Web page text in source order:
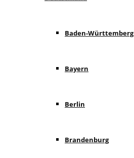
Baden-Württemberg
Bayern
Berlin
Brandenburg